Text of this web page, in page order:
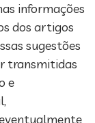
informações
dos artigos
sugestões
transmitidas
e